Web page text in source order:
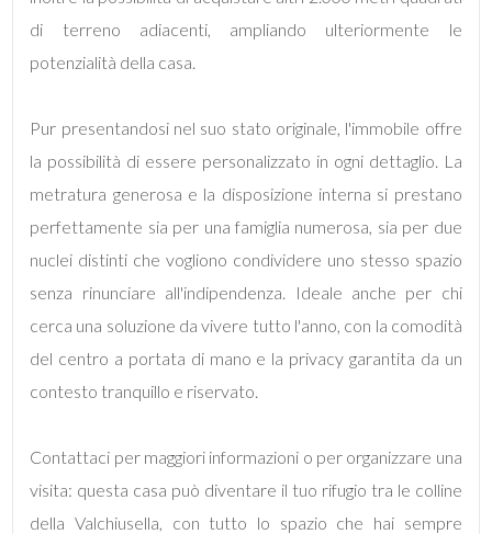
di terreno adiacenti, ampliando ulteriormente le
potenzialità della casa.
Pur presentandosi nel suo stato originale, l'immobile offre
la possibilità di essere personalizzato in ogni dettaglio. La
metratura generosa e la disposizione interna si prestano
perfettamente sia per una famiglia numerosa, sia per due
nuclei distinti che vogliono condividere uno stesso spazio
senza rinunciare all'indipendenza. Ideale anche per chi
cerca una soluzione da vivere tutto l'anno, con la comodità
del centro a portata di mano e la privacy garantita da un
contesto tranquillo e riservato.
Contattaci per maggiori informazioni o per organizzare una
visita: questa casa può diventare il tuo rifugio tra le colline
della Valchiusella, con tutto lo spazio che hai sempre
5
5+
Camere
minime
Qualsiasi
1
2